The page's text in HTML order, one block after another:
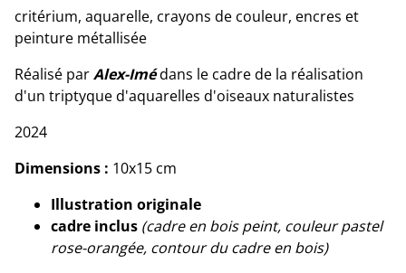
critérium, aquarelle, crayons de couleur, encres et
peinture métallisée
Réalisé parAlex-Imédans le cadre de la réalisation
d'un triptyque d'aquarelles d'oiseaux naturalistes
2024
Dimensions : 10x15 cm
Illustration originale
cadre inclus (cadre en bois peint, couleur pastel
rose-orangée, contour du cadre en bois)